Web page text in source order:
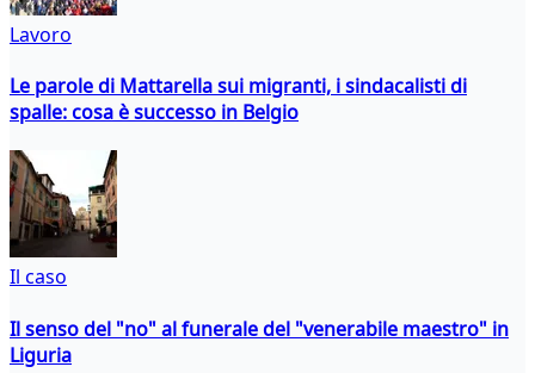
Lavoro
Le parole di Mattarella sui migranti, i sindacalisti di
spalle: cosa è successo in Belgio
Il caso
Il senso del "no" al funerale del "venerabile maestro" in
Liguria